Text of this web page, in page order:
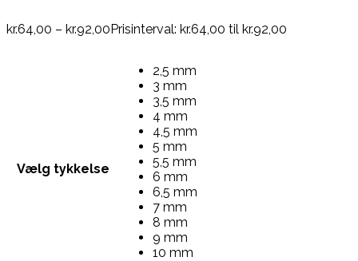
kr.64,00 – kr.92,00Prisinterval: kr.64,00 til kr.92,00
Vælg tykkelse
2,5 mm
3 mm
3,5 mm
4 mm
4,5 mm
5 mm
5,5 mm
6 mm
6,5 mm
7 mm
8 mm
9 mm
10 mm